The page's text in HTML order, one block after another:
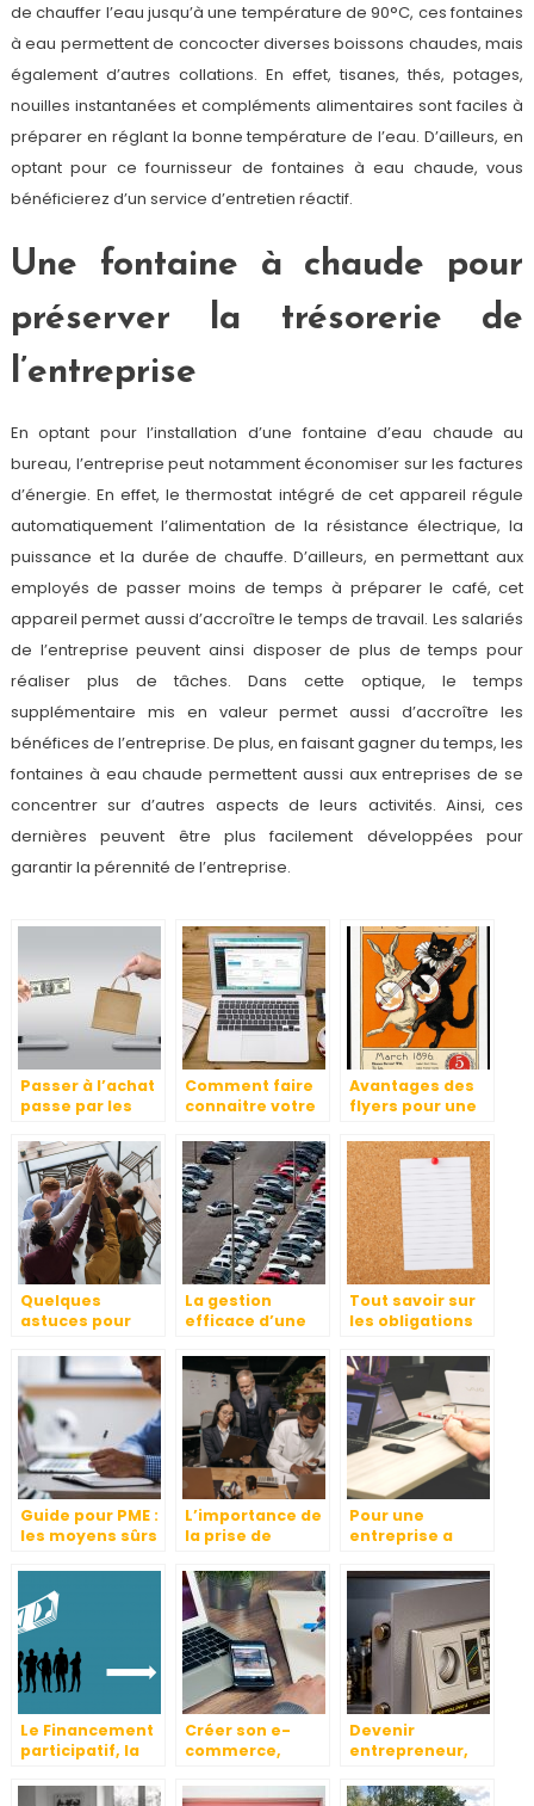
de chauffer l’eau jusqu’à une température de 90°C, ces fontaines
à eau permettent de concocter diverses boissons chaudes, mais
également d’autres collations. En effet, tisanes, thés, potages,
nouilles instantanées et compléments alimentaires sont faciles à
préparer en réglant la bonne température de l’eau. D’ailleurs, en
optant pour ce fournisseur de fontaines à eau chaude, vous
bénéficierez d’un service d’entretien réactif.
Une fontaine à chaude pour
préserver la trésorerie de
l’entreprise
En optant pour l’installation d’une fontaine d’eau chaude au
bureau, l’entreprise peut notamment économiser sur les factures
d’énergie. En effet, le thermostat intégré de cet appareil régule
automatiquement l’alimentation de la résistance électrique, la
puissance et la durée de chauffe. D’ailleurs, en permettant aux
employés de passer moins de temps à préparer le café, cet
appareil permet aussi d’accroître le temps de travail. Les salariés
de l’entreprise peuvent ainsi disposer de plus de temps pour
réaliser plus de tâches. Dans cette optique, le temps
supplémentaire mis en valeur permet aussi d’accroître les
bénéfices de l’entreprise. De plus, en faisant gagner du temps, les
fontaines à eau chaude permettent aussi aux entreprises de se
concentrer sur d’autres aspects de leurs activités. Ainsi, ces
dernières peuvent être plus facilement développées pour
garantir la pérennité de l’entreprise.
Passer à l’achat
passe par les
marketing.
Comment faire
connaitre votre
Avantages des
flyers pour une
Quelques
astuces pour
slogan ?
La gestion
efficace d’une
automobile
Tout savoir sur
les obligations
entreprise
Guide pour PME :
les moyens sûrs
conformer au
RGPD
L’importance de
la prise de
Pour une
entreprise a
conseils
Le Financement
participatif, la
Créer son e-
commerce,
Devenir
entrepreneur,
passe